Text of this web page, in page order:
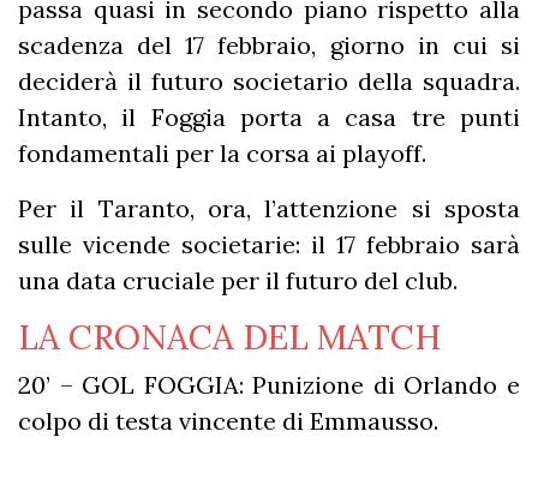
passa quasi in secondo piano rispetto alla
scadenza del 17 febbraio, giorno in cui si
deciderà il futuro societario della squadra.
Intanto, il Foggia porta a casa tre punti
fondamentali per la corsa ai playoff.
Per il Taranto, ora, l’attenzione si sposta
sulle vicende societarie: il 17 febbraio sarà
una data cruciale per il futuro del club.
LA CRONACA DEL MATCH
20’ – GOL FOGGIA: Punizione di Orlando e
colpo di testa vincente di Emmausso.